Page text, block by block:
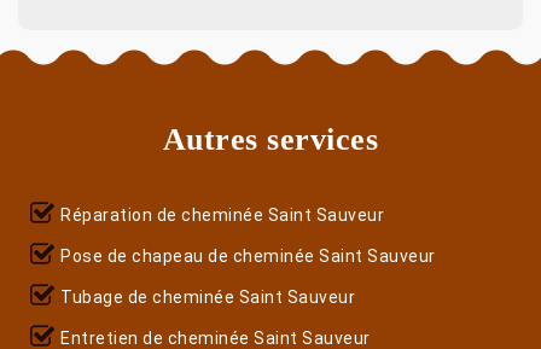
Autres services
Réparation de cheminée Saint Sauveur
Pose de chapeau de cheminée Saint Sauveur
Tubage de cheminée Saint Sauveur
Entretien de cheminée Saint Sauveur